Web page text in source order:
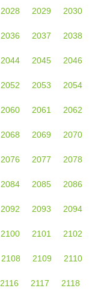
2028 2029 2030
2036 2037 2038
2044 2045 2046
2052 2053 2054
2060 2061 2062
2068 2069 2070
2076 2077 2078
2084 2085 2086
2092 2093 2094
2100 2101 2102
2108 2109 2110
2116 2117 2118